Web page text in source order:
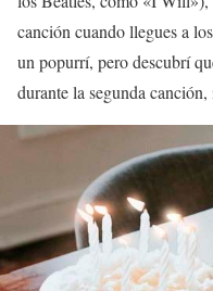
canción cuando llegues a
un popurrí, pero descubrí
durante la segunda